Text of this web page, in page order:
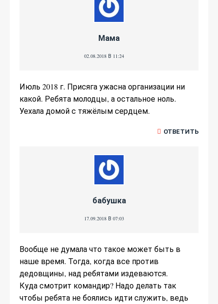
Мама
02.08.2018 В 11:24
Июль 2018 г. Присяга ужасна организации ни
какой. Ребята молодцы, а остальное ноль.
Уехала домой с тяжёлым сердцем.
ОТВЕТИТЬ
бабушка
17.09.2018 В 07:03
Вообще не думала что такое может быть в
наше время. Тогда, когда все против
дедовщины, над ребятами издеваются.
Куда смотрит командир? Надо делать так
чтобы ребята не боялись идти служить, ведь